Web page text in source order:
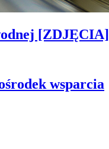
[ZDJĘCIA]
wsparcia